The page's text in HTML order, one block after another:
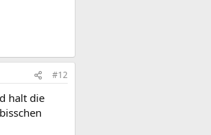
#12
halt die